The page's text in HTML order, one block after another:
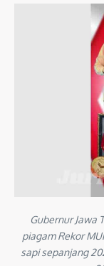
Gubernur Jawa
piagam Rekor
sapi sepanjang